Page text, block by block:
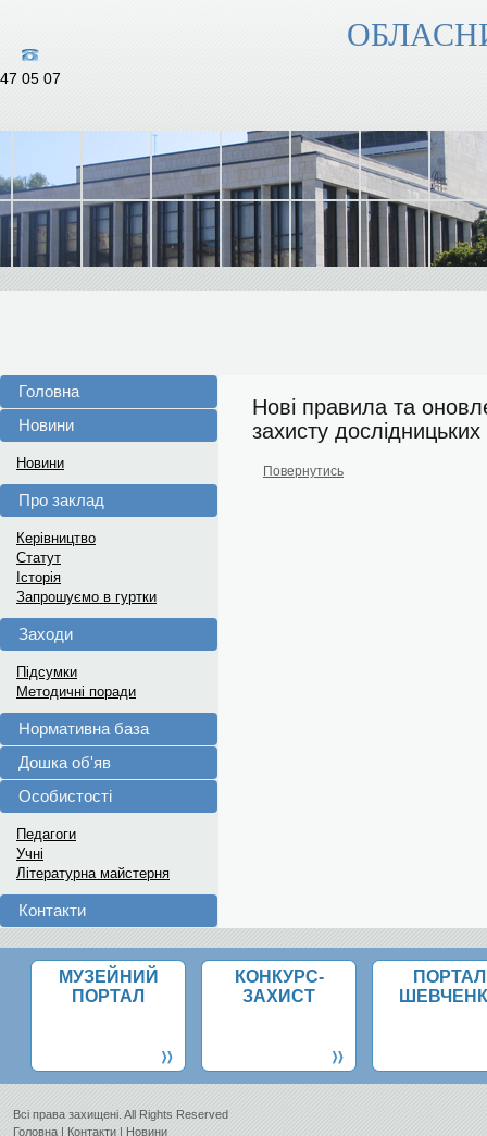
47 05 07
Головна
Новини
Новини
Про заклад
Керівництво
Статут
Історія
Запрошуємо в гуртки
Заходи
Підсумки
Методичні поради
Нормативна база
Дошка об'яв
Особистості
Педагоги
Учні
Літературна майстерня
Контакти
Нові правила та
захисту
Повернутись
МУЗЕЙНИЙ
ПОРТАЛ
КОНКУРС-
ЗАХИСТ
ПОРТАЛ
Всi права захищенi. All Rights Reserved
Головна | Контакти | Новини